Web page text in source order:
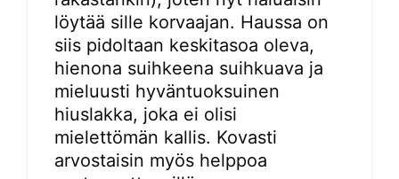
löytää sille korvaajan. Haussa on
siis pidoltaan keskitasoa oleva,
hienona suihkeena suihkuava ja
mieluusti hyväntuoksuinen
hiuslakka, joka ei olisi
mielettömän kallis. Kovasti
arvostaisin myös helppoa